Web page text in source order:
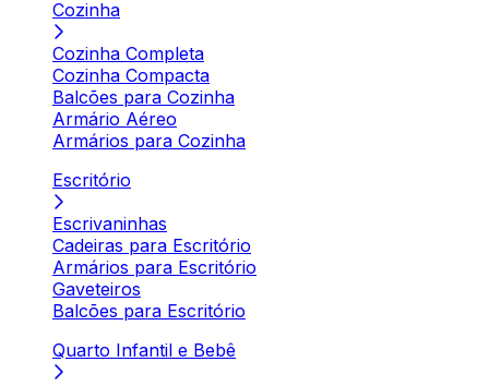
Cozinha
Cozinha Completa
Cozinha Compacta
Balcões para Cozinha
Armário Aéreo
Armários para Cozinha
Escritório
Escrivaninhas
Cadeiras para Escritório
Armários para Escritório
Gaveteiros
Balcões para Escritório
Quarto Infantil e Bebê